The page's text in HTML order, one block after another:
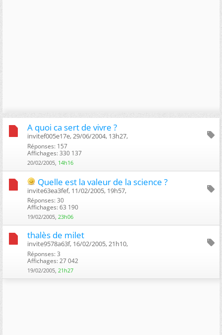
A quoi ca sert de vivre ?
invitef005e17e, 29/06/2004, 13h27, ‎
Réponses: 157
Affichages: 330 137
20/02/2005, 14h16
Quelle est la valeur de la science ?
invite63ea3fef, 11/02/2005, 19h57, ‎
Réponses: 30
Affichages: 63 190
19/02/2005, 23h06
thalès de milet
invite9578a63f, 16/02/2005, 21h10, ‎
Réponses: 3
Affichages: 27 042
19/02/2005, 21h27